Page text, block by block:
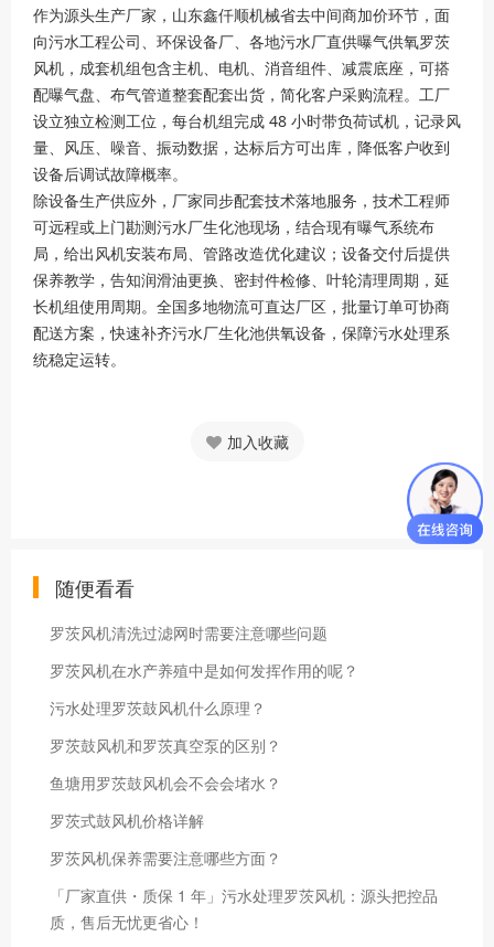
作为源头生产厂家，山东鑫仟顺机械省去中间商加价环节，面
向污水工程公司、环保设备厂、各地污水厂直供曝气供氧罗茨
风机，成套机组包含主机、电机、消音组件、减震底座，可搭
配曝气盘、布气管道整套配套出货，简化客户采购流程。工厂
设立独立检测工位，每台机组完成 48 小时带负荷试机，记录风
量、风压、噪音、振动数据，达标后方可出库，降低客户收到
设备后调试故障概率。
除设备生产供应外，厂家同步配套技术落地服务，技术工程师
可远程或上门勘测污水厂生化池现场，结合现有曝气系统布
局，给出风机安装布局、管路改造优化建议；设备交付后提供
保养教学，告知润滑油更换、密封件检修、叶轮清理周期，延
长机组使用周期。全国多地物流可直达厂区，批量订单可协商
配送方案，快速补齐污水厂生化池供氧设备，保障污水处理系
统稳定运转。
加入收藏
随便看看
罗茨风机清洗过滤网时需要注意哪些问题
罗茨风机在水产养殖中是如何发挥作用的呢？
污水处理罗茨鼓风机什么原理？
罗茨鼓风机和罗茨真空泵的区别？
鱼塘用罗茨鼓风机会不会会堵水？
罗茨式鼓风机价格详解
罗茨风机保养需要注意哪些方面？
「厂家直供・质保 1 年」污水处理罗茨风机：源头把控品
质，售后无忧更省心！